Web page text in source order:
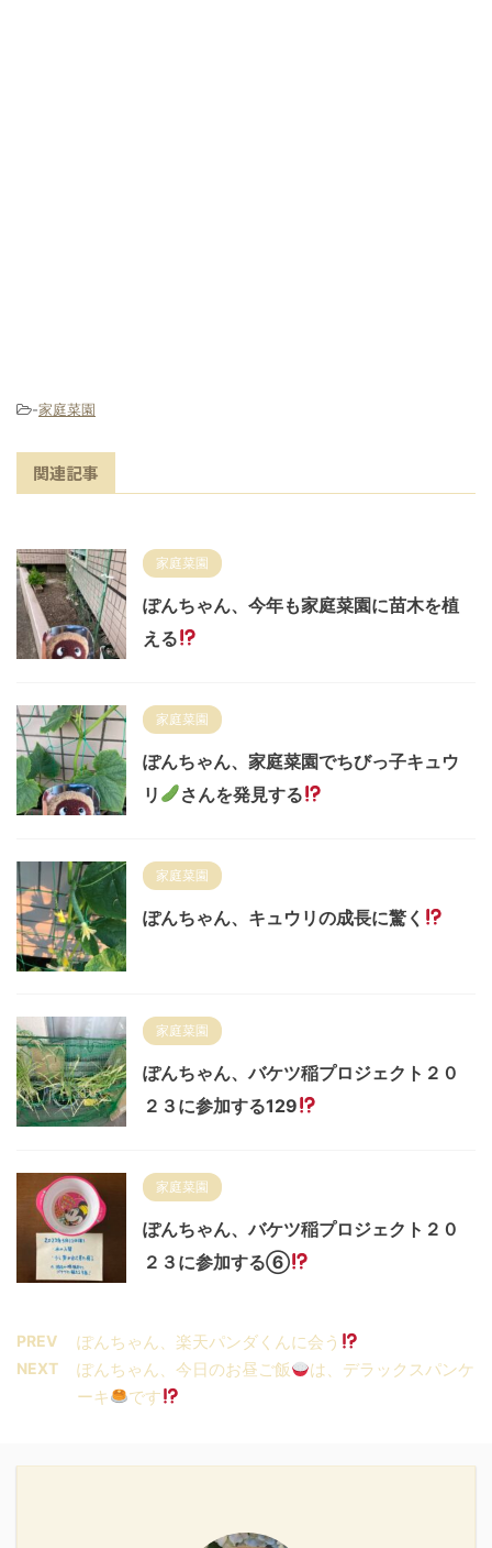
-家庭菜園
関連記事
家庭菜園
ぽんちゃん、今年も家庭菜園に苗木を植
える
家庭菜園
ぽんちゃん、家庭菜園でちびっ子キュウ
リ
さんを発見する
家庭菜園
ぽんちゃん、キュウリの成長に驚く
家庭菜園
ぽんちゃん、バケツ稲プロジェクト２０
２３に参加する129
家庭菜園
ぽんちゃん、バケツ稲プロジェクト２０
２３に参加する⑥
PREV ぽんちゃん、楽天パンダくんに会う
NEXT ぽんちゃん、今日のお昼ご飯
は、デラックスパンケ
ーキ
です